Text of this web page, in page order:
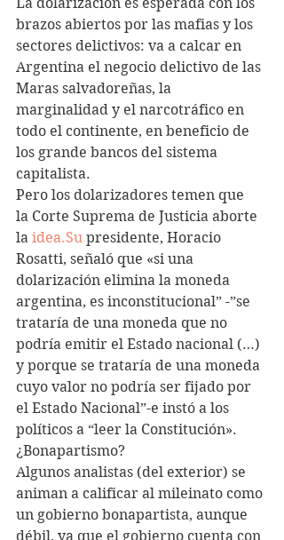
brazos abiertos por las mafias y los
sectores delictivos: va a calcar en
Argentina el negocio delictivo de las
Maras salvadoreñas, la
marginalidad y el narcotráfico en
todo el continente, en beneficio de
los grande bancos del sistema
capitalista.
Pero los dolarizadores temen que
la Corte Suprema de Justicia aborte
la idea.Su presidente, Horacio
Rosatti, señaló que «si una
dolarización elimina la moneda
argentina, es inconstitucional” -”se
trataría de una moneda que no
podría emitir el Estado nacional (…)
y porque se trataría de una moneda
cuyo valor no podría ser fijado por
el Estado Nacional”-e instó a los
políticos a “leer la Constitución».
¿Bonapartismo?
Algunos analistas (del exterior) se
animan a calificar al mileinato como
un gobierno bonapartista, aunque
débil, ya que el gobierno cuenta con